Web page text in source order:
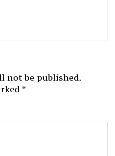
not be published.
*